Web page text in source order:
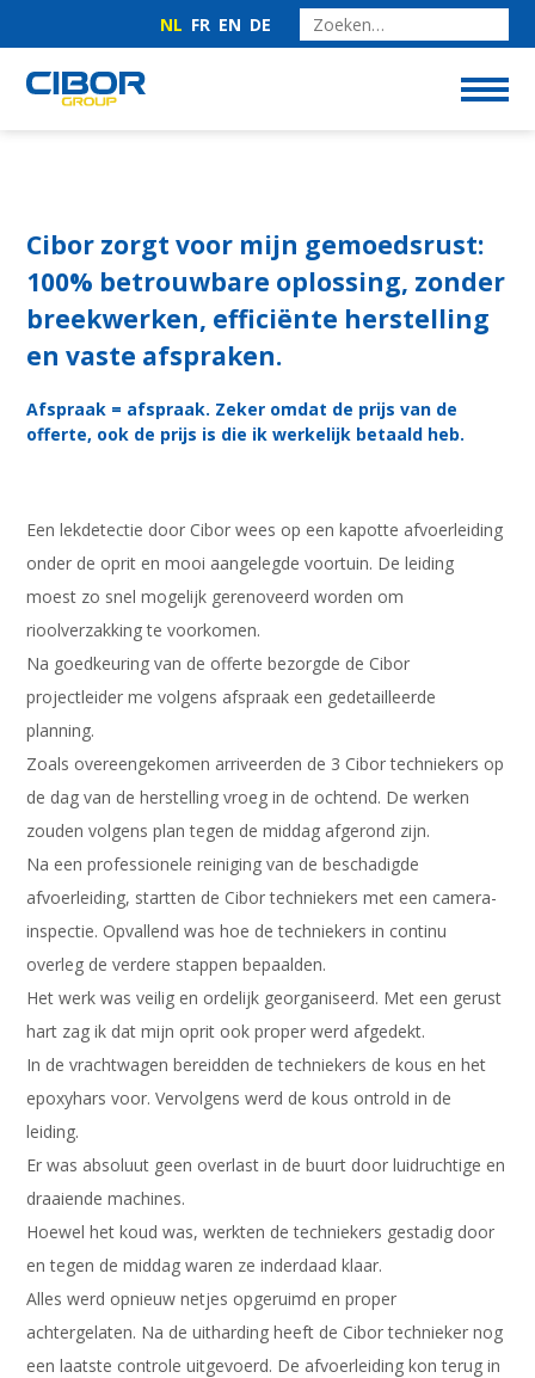
NL FR EN DE
Cibor zorgt voor mijn gemoedsrust:
100% betrouwbare oplossing, zonder
breekwerken, efficiënte herstelling
en vaste afspraken.
Afspraak = afspraak. Zeker omdat de prijs van de
offerte, ook de prijs is die ik werkelijk betaald heb.
Een lekdetectie door Cibor wees op een kapotte afvoerleiding
onder de oprit en mooi aangelegde voortuin. De leiding
moest zo snel mogelijk gerenoveerd worden om
rioolverzakking te voorkomen.
Na goedkeuring van de offerte bezorgde de Cibor
projectleider me volgens afspraak een gedetailleerde
planning.
Zoals overeengekomen arriveerden de 3 Cibor techniekers op
de dag van de herstelling vroeg in de ochtend. De werken
zouden volgens plan tegen de middag afgerond zijn.
Na een professionele reiniging van de beschadigde
afvoerleiding, startten de Cibor techniekers met een camera-
inspectie. Opvallend was hoe de techniekers in continu
overleg de verdere stappen bepaalden.
Het werk was veilig en ordelijk georganiseerd. Met een gerust
hart zag ik dat mijn oprit ook proper werd afgedekt.
In de vrachtwagen bereidden de techniekers de kous en het
epoxyhars voor. Vervolgens werd de kous ontrold in de
leiding.
Er was absoluut geen overlast in de buurt door luidruchtige en
draaiende machines.
Hoewel het koud was, werkten de techniekers gestadig door
en tegen de middag waren ze inderdaad klaar.
Alles werd opnieuw netjes opgeruimd en proper
achtergelaten. Na de uitharding heeft de Cibor technieker nog
een laatste controle uitgevoerd. De afvoerleiding kon terug in